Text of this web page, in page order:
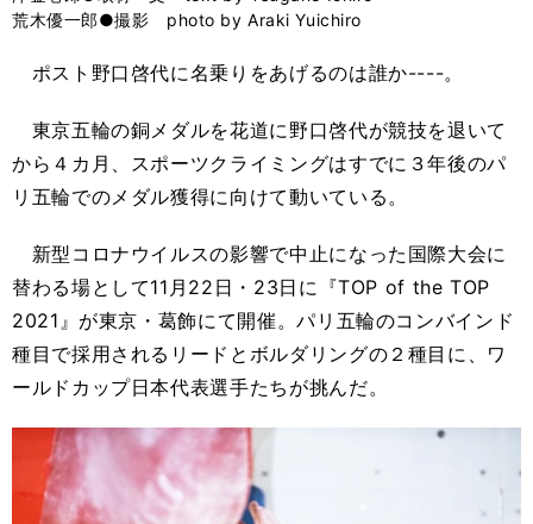
バ
荒木優一郎●撮影 photo by Araki Yuichiro
ポスト野口啓代に名乗りをあげるのは誰か----。
東京五輪の銅メダルを花道に野口啓代が競技を退いて
から４カ月、スポーツクライミングはすでに３年後のパ
リ五輪でのメダル獲得に向けて動いている。
新型コロナウイルスの影響で中止になった国際大会に
替わる場として11月22日・23日に『TOP of the TOP
2021』が東京・葛飾にて開催。パリ五輪のコンバインド
種目で採用されるリードとボルダリングの２種目に、ワ
ールドカップ日本代表選手たちが挑んだ。